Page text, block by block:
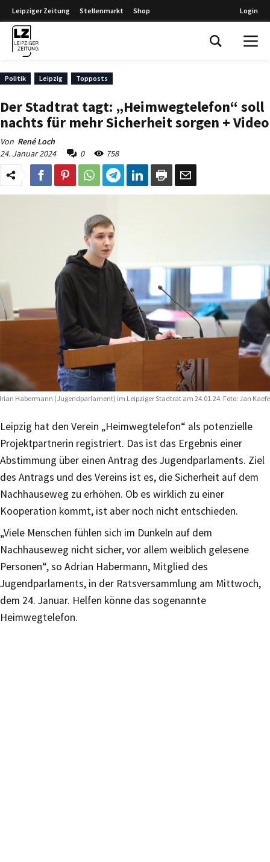
Leipziger Zeitung Stellenmarkt Shop Login
Politik Leipzig Topposts
Der Stadtrat tagt: „Heimwegtelefon“ soll
nachts für mehr Sicherheit sorgen + Video
Von René Loch
24. Januar 2024
0 758
Habermann (Jugendparlament) im Leipziger Stadtrat am 24.01.24. Foto: Jan
Leipzig hat den Verein „Heimwegtelefon“ als potenzielle
Projektpartnerin registriert. Das ist das Ergebnis einer
Abstimmung über einen Antrag des Jugendparlaments. Ziel
des Antrags und des Vereins ist es, die Sicherheit auf dem
Nachhauseweg zu erhöhen. Ob es wirklich zu einer
Kooperation kommt, ist aber noch nicht entschieden.
„Viele Menschen fühlen sich im Dunkeln auf dem
Nachhauseweg nicht sicher, vor allem weiblich gelesene
Personen“, so Adrian Habermann, Mitglied des
Jugendparlaments, in der Ratsversammlung am Mittwoch,
dem 24. Januar. Helfen könne das sogenannte
Heimwegtelefon.